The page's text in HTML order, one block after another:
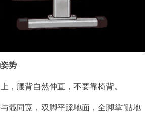
势
，腰背自然伸直，不要靠椅背。
髋同宽，双脚平踩地面，全脚掌“贴地